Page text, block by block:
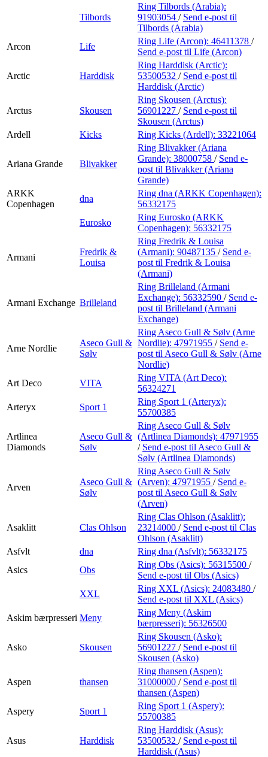
Tilbords
Ring Tilbords (Arabia):
91903054 / Send e-post til
Tilbords (Arabia)
Arcon
Life
Ring Life (Arcon): 46411378 /
Send e-post til Life (Arcon)
Arctic Harddisk
Ring Harddisk (Arctic):
53500532 / Send e-post til
Harddisk (Arctic)
Arctus Skousen
Ring Skousen (Arctus):
56901227 / Send e-post til
Skousen (Arctus)
Ardell
Kicks Ring Kicks (Ardell): 33221064
Ariana Grande Blivakker
Ring Blivakker (Ariana
Grande): 38000758 / Send e-
post til Blivakker (Ariana
Grande)
ARKK
Copenhagen
dna
Ring dna (ARKK Copenhagen):
56332175
Eurosko
Ring Eurosko (ARKK
Copenhagen): 56332175
Armani
Fredrik &
Louisa
Ring Fredrik & Louisa
(Armani): 90487135 / Send e-
post til Fredrik & Louisa
(Armani)
Armani Exchange Brilleland
Ring Brilleland (Armani
Exchange): 56332590 / Send e-
post til Brilleland (Armani
Exchange)
Arne Nordlie
Aseco Gull &
Sølv
Ring Aseco Gull & Sølv (Arne
Nordlie): 47971955 / Send e-
post til Aseco Gull & Sølv (Arne
Nordlie)
Art Deco
VITA
Ring VITA (Art Deco):
56324271
Arteryx
Sport 1
Ring Sport 1 (Arteryx):
55700385
Artlinea
Diamonds
Aseco Gull &
Sølv
Ring Aseco Gull & Sølv
(Artlinea Diamonds): 47971955
/ Send e-post til Aseco Gull &
Sølv (Artlinea Diamonds)
Arven
Aseco Gull &
Sølv
Ring Aseco Gull & Sølv
(Arven): 47971955 / Send e-
post til Aseco Gull & Sølv
(Arven)
Asaklitt Clas Ohlson
Ring Clas Ohlson (Asaklitt):
23214000 / Send e-post til Clas
Ohlson (Asaklitt)
Asfvlt
dna Ring dna (Asfvlt): 56332175
Asics
Obs
Ring Obs (Asics): 56315500 /
Send e-post til Obs (Asics)
XXL
Ring XXL (Asics): 24083480 /
Send e-post til XXL (Asics)
Askim bærpresseri Meny
Ring Meny (Askim
bærpresseri): 56326500
Asko Skousen
Ring Skousen (Asko):
56901227 / Send e-post til
Skousen (Asko)
Aspen thansen
Ring thansen (Aspen):
31000000 / Send e-post til
thansen (Aspen)
Aspery
Sport 1
Ring Sport 1 (Aspery):
55700385
Asus Harddisk
Ring Harddisk (Asus):
53500532 / Send e-post til
Harddisk (Asus)